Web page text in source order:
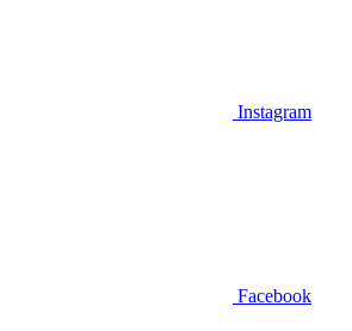
Instagram
Facebook